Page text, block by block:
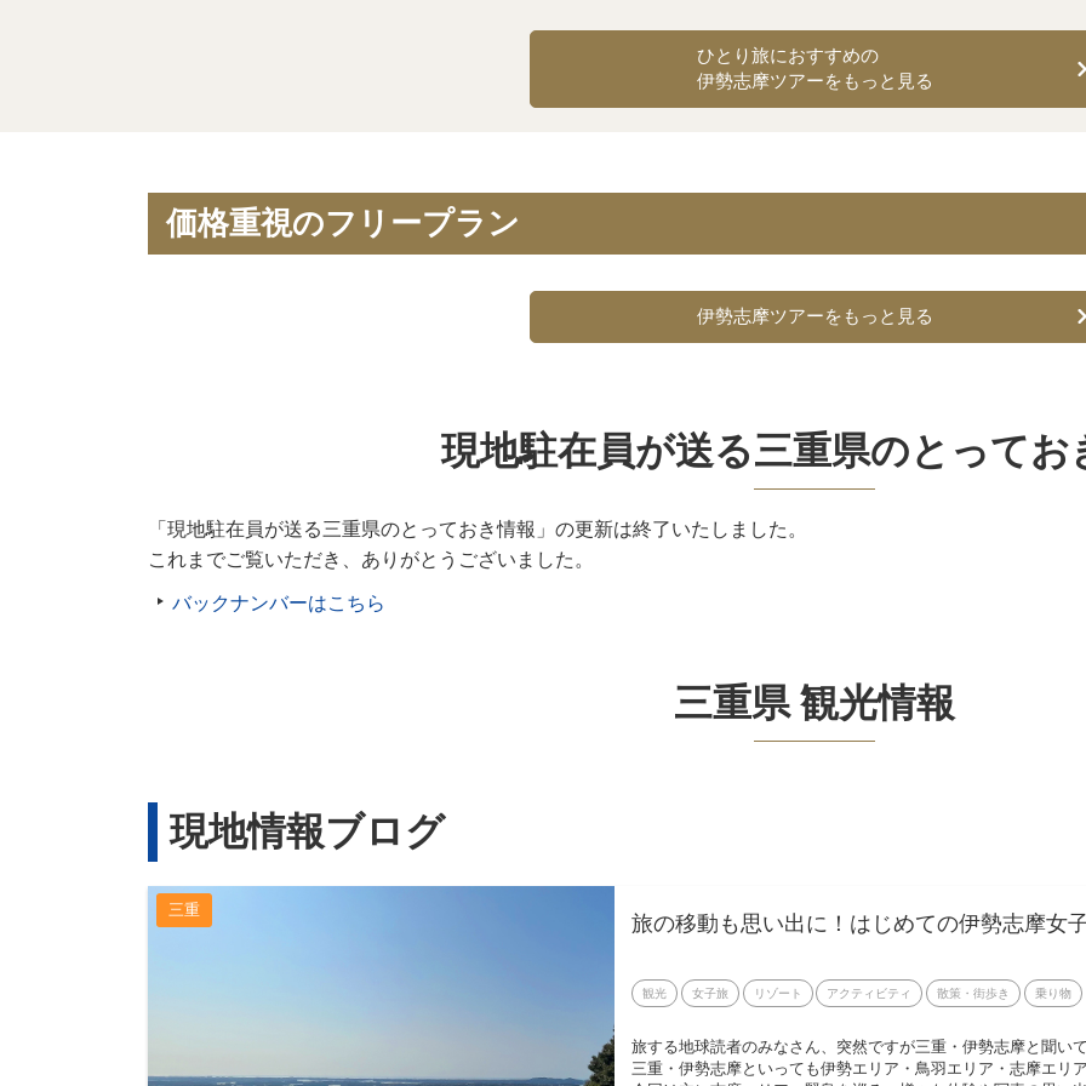
ひとり旅におすすめの
伊勢志摩ツアーをもっと見る
価格重視のフリープラン
伊勢志摩ツアーをもっと見る
現地駐在員が送る三重県のとってお
「現地駐在員が送る三重県のとっておき情報」の更新は終了いたしました。
これまでご覧いただき、ありがとうございました。
バックナンバーはこちら
三重県 観光情報
現地情報ブログ
三重
旅の移動も思い出に！はじめての伊勢志摩女
観光 女子旅 リゾート アクティビティ 散策・街歩き 乗り物
旅する地球読者のみなさん、突然ですが三重・伊勢志摩と聞い
三重・伊勢志摩といっても伊勢エリア・鳥羽エリア・志摩エリ